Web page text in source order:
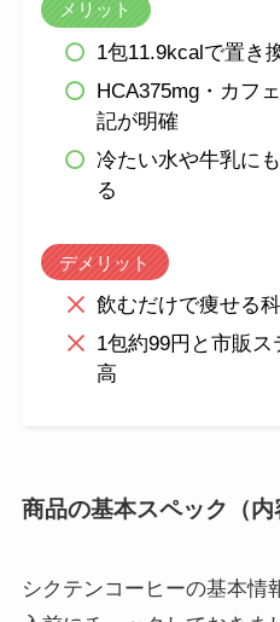
メリット
1包11.9kcalで置き
HCA375mg・カフ
記が明確
冷たい水や牛乳に
る
デメリット
飲むだけで痩せる
1包約99円と市販
高
商品の基本スペック（内
シクテンコーヒーの基本情